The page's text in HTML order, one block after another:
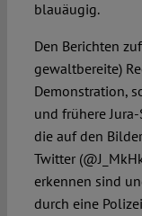
blauäugig.
Den Berichten
gewaltbereite)
Demonstration,
und frühere
die auf den
Twitter
erkennen sind
durch eine